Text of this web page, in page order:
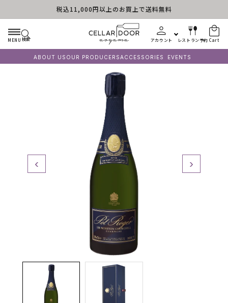
Skip to content税込11,000円以上のお買上で送料無料
MENU 検索 アカウント レストラン予約 Cart
ABOUT US OUR PRODUCERSACCESSORIES EVENTS
‹ ›